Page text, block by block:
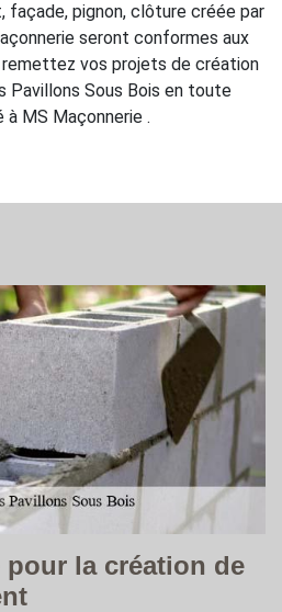
façade, pignon, clôture créée par
seront conformes aux
remettez vos projets de création
Pavillons Sous Bois en toute
à MS Maçonnerie .
pour la création de